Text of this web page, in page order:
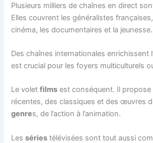
Plusieurs milliers de chaînes en direct
Elles couvrent les généralistes
cinéma, les documentaires et la jeunesse.
Des chaînes internationales enrichissent
est crucial pour les foyers multiculturels
Le voletfilms est conséquent. Il propose
récentes, des classiques et des œuvres
genres, de l’action à l’animation.
Lesséries télévisées sont tout aussi